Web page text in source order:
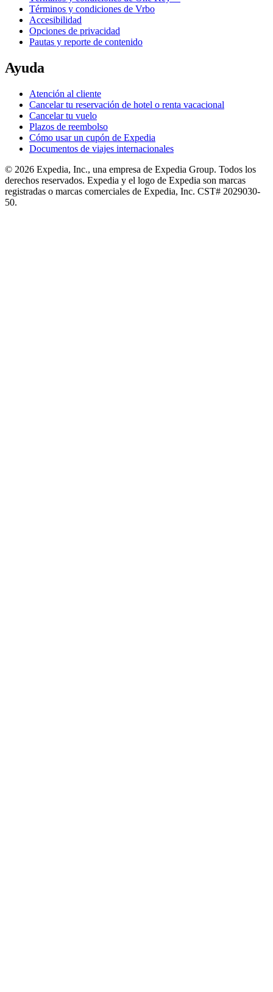
Términos y condiciones de Vrbo
Accesibilidad
Opciones de privacidad
Pautas y reporte de contenido
Ayuda
Atención al cliente
Cancelar tu reservación de hotel o renta vacacional
Cancelar tu vuelo
Plazos de reembolso
Cómo usar un cupón de Expedia
Documentos de viajes internacionales
© 2026 Expedia, Inc., una empresa de Expedia Group. Todos los
derechos reservados. Expedia y el logo de Expedia son marcas
registradas o marcas comerciales de Expedia, Inc. CST# 2029030-
50.